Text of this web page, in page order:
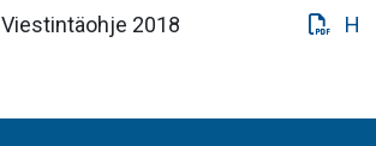
Viestintäohje 2018